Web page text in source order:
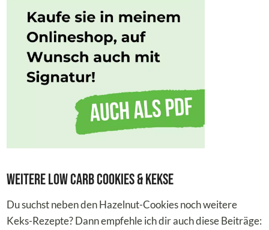
Weitere Low Carb Cookies & Kekse
Du suchst neben den Hazelnut-Cookies noch weitere
Keks-Rezepte? Dann empfehle ich dir auch diese Beiträge: